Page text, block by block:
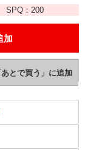
SPQ： 200